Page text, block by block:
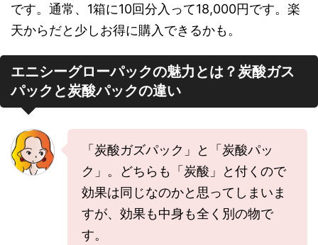
です。通常、1箱に10回分入って18,000円です。楽
天からだと少しお得に購入できるかも。
エニシーグローパックの魅力とは？炭酸ガス
パックと炭酸パックの違い
「炭酸ガズパック」と「炭酸パッ
ク」。どちらも「炭酸」と付くので
効果は同じなのかと思ってしまいま
すが、効果も中身も全く別の物で
す。